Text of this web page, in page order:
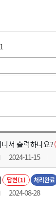
서 출력하나요?
2024-11-15
답변(1) 처리완료
2024-08-28